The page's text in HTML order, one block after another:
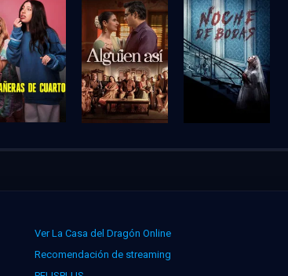
Ver La Casa del Dragón Online
Recomendación de streaming